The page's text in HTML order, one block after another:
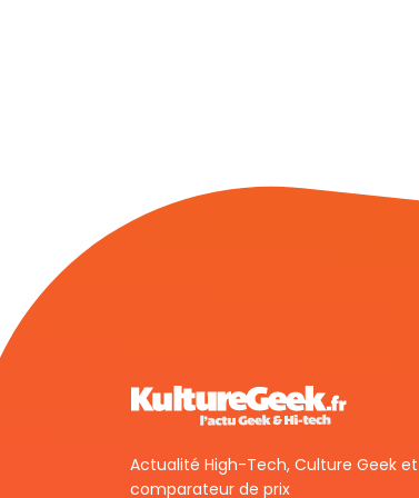
Actualité High-Tech, Culture Geek et
comparateur de prix